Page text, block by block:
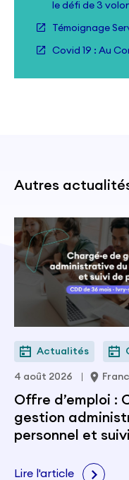
le défi de 3
Témoignage
Covid 19 : Au
Autres
Actualités
4 août 2026
Offre d’emploi :
gestion
personnel et
Lire l'article